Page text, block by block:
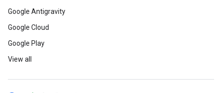
Google Antigravity
Google Cloud
Google Play
View all